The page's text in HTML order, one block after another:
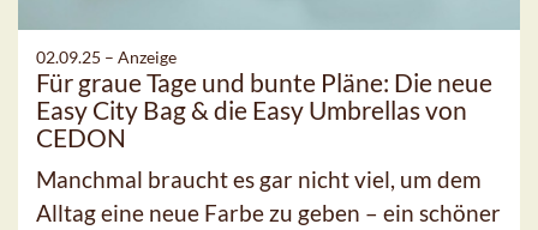
02.09.25 – Anzeige
Für graue Tage und bunte Pläne: Die neue
Easy City Bag & die Easy Umbrellas von
CEDON
Manchmal braucht es gar nicht viel, um dem
Alltag eine neue Farbe zu geben – ein schöner